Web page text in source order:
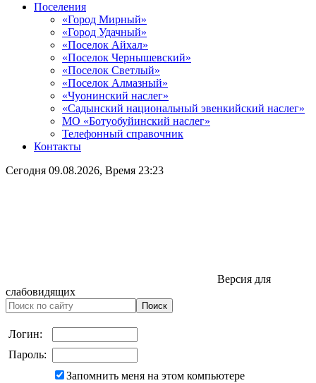
Поселения
«Город Мирный»
«Город Удачный»
«Поселок Айхал»
«Поселок Чернышевский»
«Поселок Светлый»
«Поселок Алмазный»
«Чуонинский наслег»
«Садынский национальный эвенкийский наслег»
МО «Ботуобуйинский наслег»
Телефонный справочник
Контакты
Сегодня 09.08.2026, Время 23:23
Версия для
слабовидящих
Логин:
Пароль:
Запомнить меня на этом компьютере